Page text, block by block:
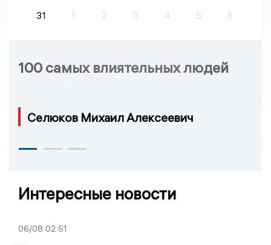
31
1 2 3 4 5 6
100 самых влиятельных людей
Селюков Михаил Алексеевич
Интересные новости
06/08 02:51